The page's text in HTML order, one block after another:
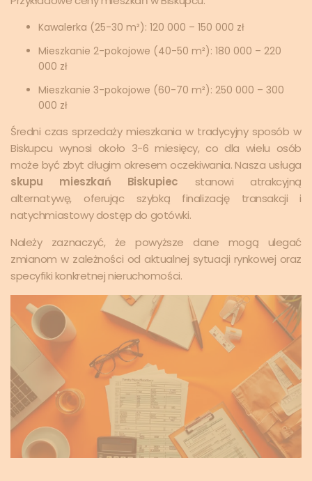
Kawalerka (25-30 m²): 120 000 – 150 000 zł
Mieszkanie 2-pokojowe (40-50 m²): 180 000 – 220
000 zł
Mieszkanie 3-pokojowe (60-70 m²): 250 000 – 300
000 zł
Średni czas sprzedaży mieszkania w tradycyjny sposób w
Biskupcu wynosi około 3-6 miesięcy, co dla wielu osób
może być zbyt długim okresem oczekiwania. Nasza usługa
skupu mieszkań Biskupiec stanowi atrakcyjną
alternatywę, oferując szybką finalizację transakcji i
natychmiastowy dostęp do gotówki.
Należy zaznaczyć, że powyższe dane mogą ulegać
zmianom w zależności od aktualnej sytuacji rynkowej oraz
specyfiki konkretnej nieruchomości.